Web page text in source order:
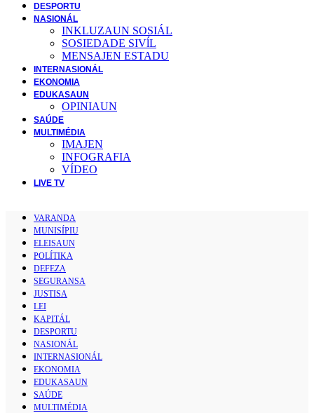
DESPORTU
NASIONÁL
INKLUZAUN SOSIÁL
SOSIEDADE SIVĺL
MENSAJEN ESTADU
INTERNASIONÁL
EKONOMIA
EDUKASAUN
OPINIAUN
SAÚDE
MULTIMÉDIA
IMAJEN
INFOGRAFIA
VÍDEO
LIVE TV
VARANDA
MUNISÍPIU
ELEISAUN
POLÍTIKA
DEFEZA
SEGURANSA
JUSTISA
LEI
KAPITÁL
DESPORTU
NASIONÁL
INTERNASIONÁL
EKONOMIA
EDUKASAUN
SAÚDE
MULTIMÉDIA